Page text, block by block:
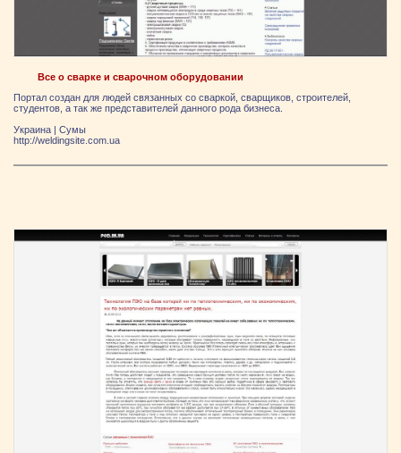
Все о сварке и сварочном оборудовании
Портал создан для людей связанных со сваркой, сварщиков, строителей,
студентов, а так же представителей данного рода бизнеса.
Украина | Сумы
http://weldingsite.com.ua